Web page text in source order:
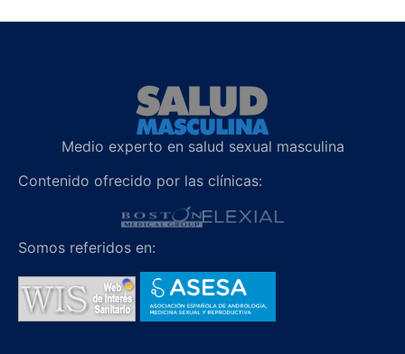
Medio experto en salud sexual masculina
Contenido ofrecido por las clínicas:
Somos referidos en: